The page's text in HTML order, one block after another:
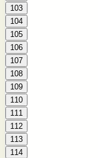
103
104
105
106
107
108
109
110
111
112
113
114